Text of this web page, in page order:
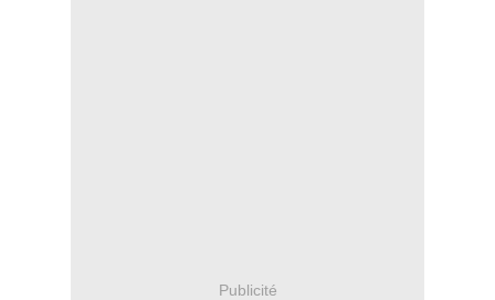
Publicité